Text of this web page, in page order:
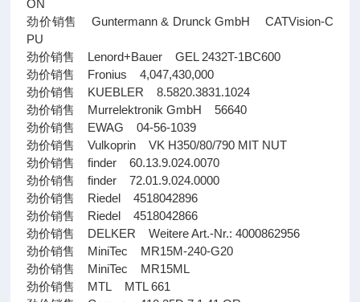
ON
劲价销售 Guntermann & Drunck GmbH CATVision-C
PU
劲价销售 Lenord+Bauer GEL 2432T-1BC600
劲价销售 Fronius 4,047,430,000
劲价销售 KUEBLER 8.5820.3831.1024
劲价销售 Murrelektronik GmbH 56640
劲价销售 EWAG 04-56-1039
劲价销售 Vulkoprin VK H350/80/790 MIT NUT
劲价销售 finder 60.13.9.024.0070
劲价销售 finder 72.01.9.024.0000
劲价销售 Riedel 4518042896
劲价销售 Riedel 4518042866
劲价销售 DELKER Weitere Art.-Nr.: 4000862956
劲价销售 MiniTec MR15M-240-G20
劲价销售 MiniTec MR15ML
劲价销售 MTL MTL 661